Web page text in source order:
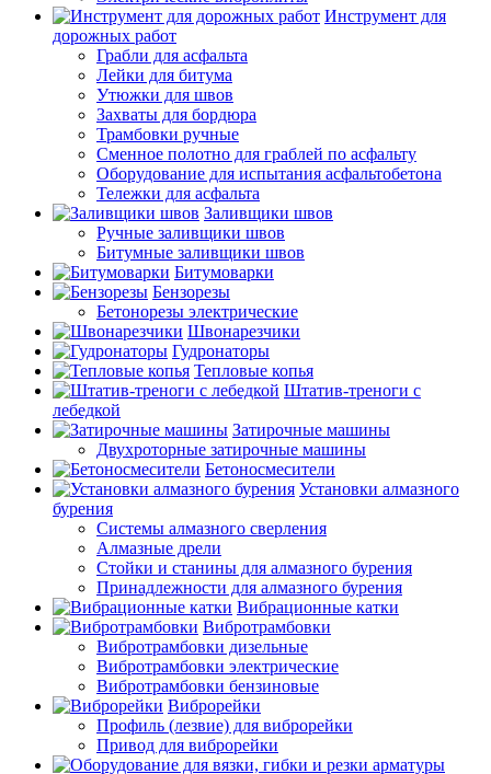
Инструмент для
дорожных работ
Грабли для асфальта
Лейки для битума
Утюжки для швов
Захваты для бордюра
Трамбовки ручные
Сменное полотно для граблей по асфальту
Оборудование для испытания асфальтобетона
Тележки для асфальта
Заливщики швов
Ручные заливщики швов
Битумные заливщики швов
Битумоварки
Бензорезы
Бетонорезы электрические
Швонарезчики
Гудронаторы
Тепловые копья
Штатив-треноги с
лебедкой
Затирочные машины
Двухроторные затирочные машины
Бетоносмесители
Установки алмазного
бурения
Системы алмазного сверления
Алмазные дрели
Стойки и станины для алмазного бурения
Принадлежности для алмазного бурения
Вибрационные катки
Вибротрамбовки
Вибротрамбовки дизельные
Вибротрамбовки электрические
Вибротрамбовки бензиновые
Виброрейки
Профиль (лезвие) для виброрейки
Привод для виброрейки